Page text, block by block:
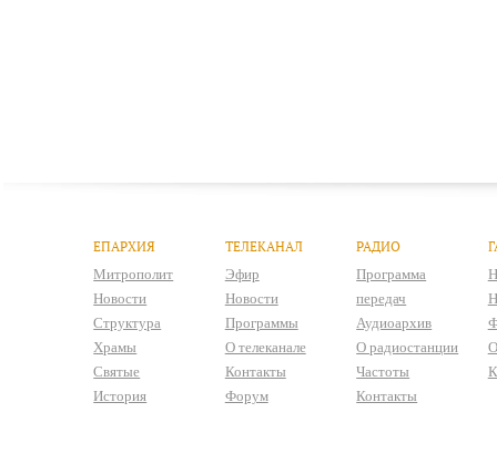
ЕПАРХИЯ
Митрополит
Новости
Структура
Храмы
Святые
История
ТЕЛЕКАНАЛ
Эфир
Новости
Программы
О телеканале
Контакты
Форум
РАДИО
Программа
передач
Аудиоархив
О радиостанции
Частоты
Контакты